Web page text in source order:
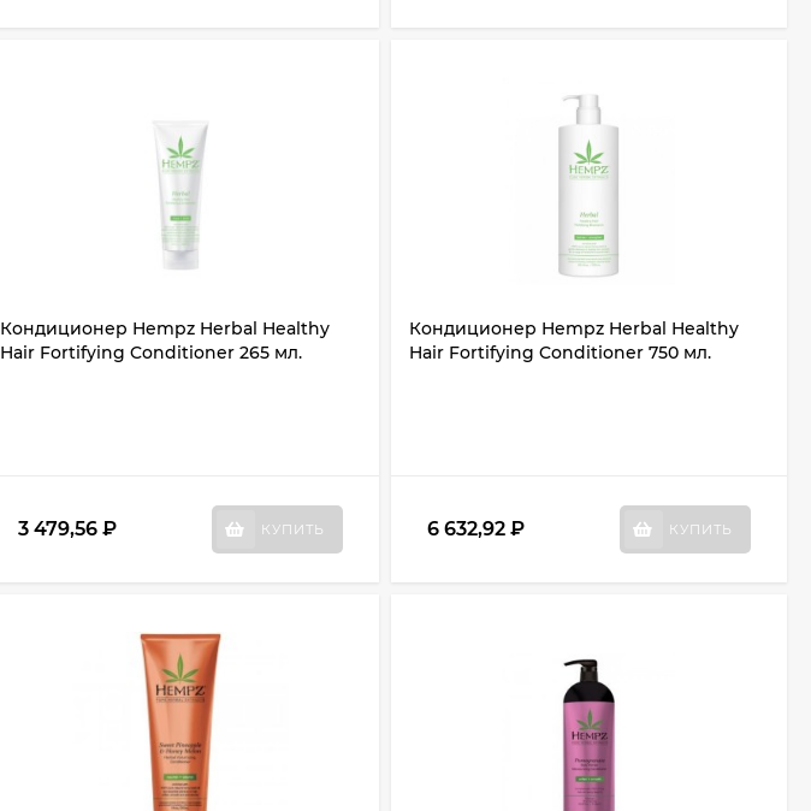
Кондиционер Hempz Herbal Healthy
Hair Fortifying Conditioner 265 мл.
3 479,56₽ КУПИТЬ
Кондиционер Hempz Herbal Healthy
Hair Fortifying Conditioner 750 мл.
6 632,92 ₽ КУПИТЬ